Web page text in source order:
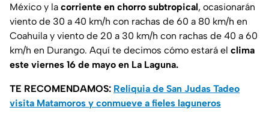
México y la corriente en chorro subtropical, ocasionarán
viento de 30 a 40 km/h con rachas de 60 a 80 km/h en
Coahuila y viento de 20 a 30 km/h con rachas de 40 a 60
km/h en Durango. Aquí te decimos cómo estará el clima
este viernes 16 de mayo en La Laguna.
TE RECOMENDAMOS: Reliquia de San Judas Tadeo
visita Matamoros y conmueve a fieles laguneros